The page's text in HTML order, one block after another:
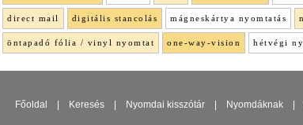
direct mail digitális stancolás mágneskártya nyomtatás
öntapadó fólia / vinyl nyomtat one-way-vision hétvégi
Főoldal Keresés Nyomdai kisszótár Nyomdáknak